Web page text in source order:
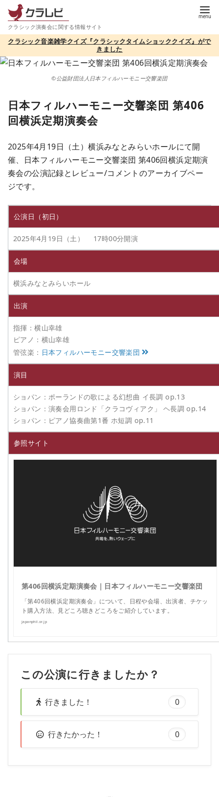
テ
ツ
クラシック演奏会に関する情報サイト
クラシック音楽雑学クイズ『クラシックタイムショッククイズ』がで
きました
©公益財団法人日本フィルハーモニー交響楽団
日本フィルハーモニー交響楽団 第406
回横浜定期演奏会
2025年4月19日（土）横浜みなとみらいホールにて開
催、日本フィルハーモニー交響楽団 第406回横浜定期演
奏会の公演記録とレビュー/コメントのアーカイブペー
ジです。
公演日（初日）
2025年4月19日（土） 17時00分開演
会場
横浜みなとみらいホール
出演
指揮：横山幸雄
ピアノ：横山幸雄
管弦楽： 日本フィルハーモニー交響楽団
演目
ショパン：ポーランドの歌による幻想曲 イ長調 op.13
ショパン：演奏会用ロンド「クラコヴィアク」 ヘ長調 op.14
ショパン：ピアノ協奏曲第1番 ホ短調 op.11
参照サイト
第406回横浜定期演奏会｜日本フィルハーモニー交響楽団
「第406回横浜定期演奏会」について、日程や会場、出演者、チケッ
ト購入方法、見どころ聴きどころをご紹介しています。
japanphil.or.jp
この公演に行きましたか？
行きました！ 0
行きたかった！ 0